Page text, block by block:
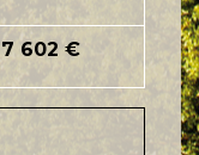
7 602 €